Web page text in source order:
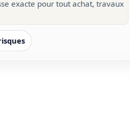
exacte pour tout achat, travaux